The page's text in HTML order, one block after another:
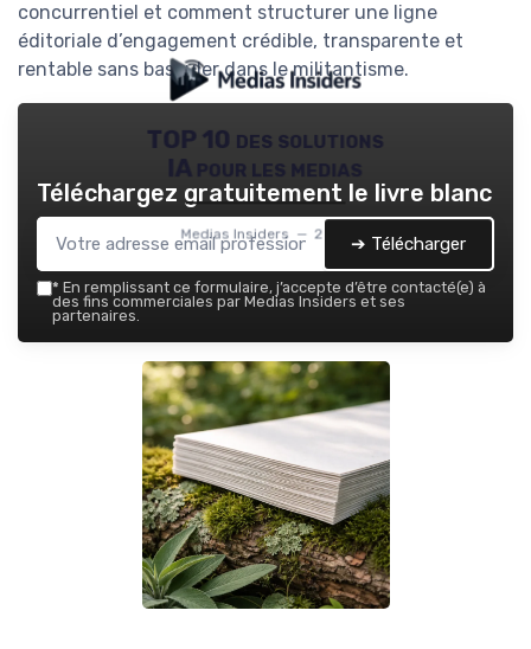
concurrentiel et comment structurer une ligne
éditoriale d’engagement crédible, transparente et
rentable sans basculer dans le militantisme.
TOP 10 des solutions
IA pour les medias
Medias Insiders — 2026
Téléchargez gratuitement le livre blanc
➔ Télécharger
* En remplissant ce formulaire, j’accepte d’être contacté(e) à
des fins commerciales par Medias Insiders et ses
partenaires.